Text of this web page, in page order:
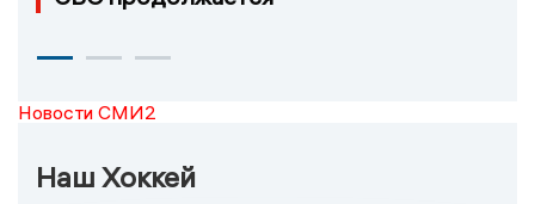
Новости СМИ2
Наш Хоккей